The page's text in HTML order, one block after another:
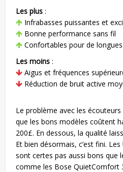
Les plus :
Infrabasses puissantes et
Bonne performance sans fil
Confortables pour de
Les moins :
Aigus et fréquences
Réduction de bruit active
Le problème avec les
que les bons modèles coûtent
200£. En dessous, la qualité
Et bien désormais, c’est fini.
sont certes pas aussi bons que
comme les Bose QuietComfort